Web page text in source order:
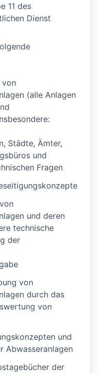
11 des
Dienst
von
(alle Anlagen
Städte, Ämter,
und
Fragen
und deren
technische
der
von
durch das
von
und
Abwasseranlagen
der